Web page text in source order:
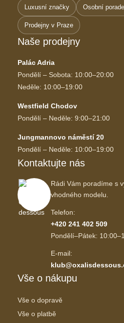
Luxusní značky Osobní
Prodejny v Praze
Naše prodejny
Palác Adria
Pondělí – Sobota: 10:00–20:00
Neděle: 10:00–19:00
Westfield Chodov
Pondělí – Neděle: 9:00–21:00
Jungmannovo náměstí 20
Pondělí – Neděle: 10:00–19:00
Kontaktujte nás
Rádi Vám poradíme s
vhodného modelu.
Telefon:
+420 241 402 509
Pondělí–Pátek:
E-mail:
Vše o nákupu
Vše o dopravě
Vše o platbě